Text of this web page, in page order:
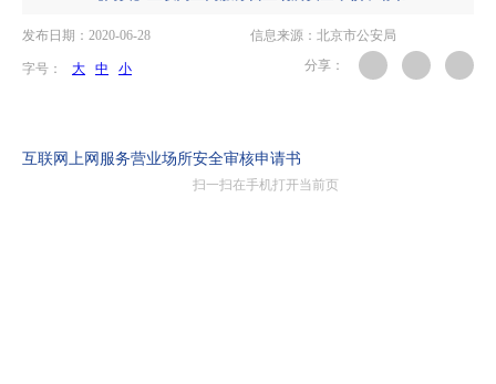
发布日期：2020-06-28 信息来源：北京市公安局
字号： 大 中 小 分享：
互联网上网服务营业场所安全审核申请书
扫一扫在手机打开当前页